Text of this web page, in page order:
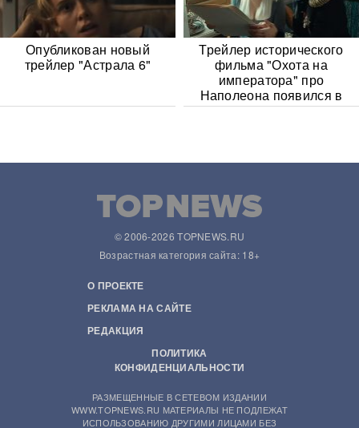
Опубликован новый
трейлер "Астрала 6"
Трейлер исторического
фильма "Охота на
императора" про
Наполеона появился в
Сети
© 2006-2026 TOPNEWS.RU
Возрастная категория сайта: 18+
О ПРОЕКТЕ
РЕКЛАМА НА САЙТЕ
РЕДАКЦИЯ
ПОЛИТИКА
КОНФИДЕНЦИАЛЬНОСТИ
РАЗМЕЩЕННЫЕ В СЕТЕВОМ ИЗДАНИИ
WWW.TOPNEWS.RU МАТЕРИАЛЫ НЕ ПОДЛЕЖАТ
ИСПОЛЬЗОВАНИЮ ДРУГИМИ ЛИЦАМИ БЕЗ